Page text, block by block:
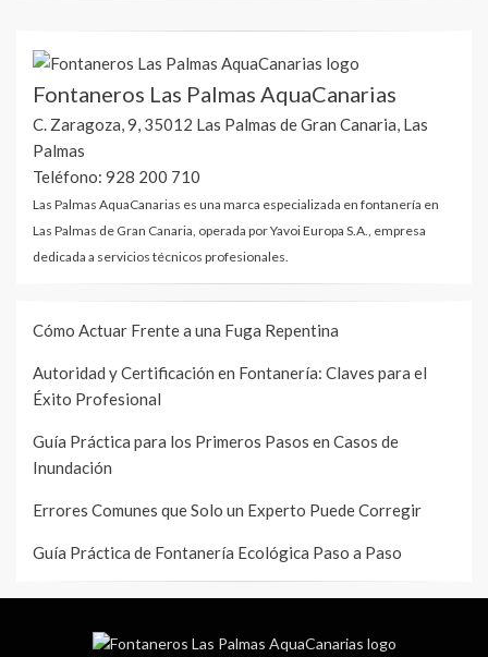
Fontaneros Las Palmas AquaCanarias
C. Zaragoza, 9, 35012 Las Palmas de Gran Canaria, Las
Palmas
Teléfono: 928 200 710
Las Palmas AquaCanarias es una marca especializada en fontanería en
Las Palmas de Gran Canaria, operada por Yavoi Europa S.A., empresa
dedicada a servicios técnicos profesionales.
Cómo Actuar Frente a una Fuga Repentina
Autoridad y Certificación en Fontanería: Claves para el
Éxito Profesional
Guía Práctica para los Primeros Pasos en Casos de
Inundación
Errores Comunes que Solo un Experto Puede Corregir
Guía Práctica de Fontanería Ecológica Paso a Paso